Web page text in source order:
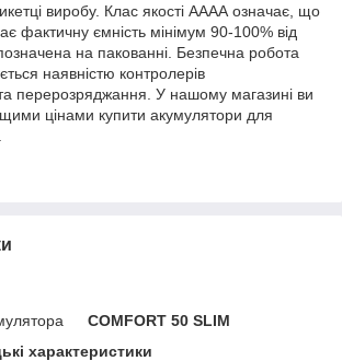
виробу. Клас якості АААА означає, що
фактичну ємність мінімум 90-100% від
на пакованні. Безпечна робота
наявністю контролерів
перерозряджання. У нашому магазині ви
цінами купити акумулятори для
COMFORT 50 SLIM
характеристики